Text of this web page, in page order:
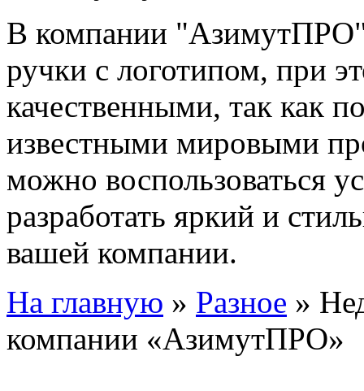
В компании "АзимутПРО"
ручки с логотипом, при
качественными, так как
известными мировыми
можно воспользоваться
разработать яркий и
вашей компании.
На главную » Разное »
компании «АзимутПРО»